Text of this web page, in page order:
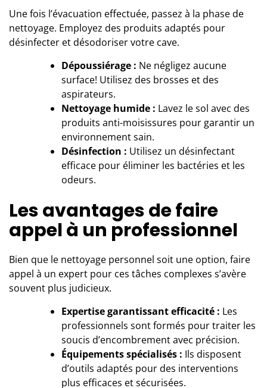
Une fois l’évacuation effectuée, passez à la phase de
nettoyage. Employez des produits adaptés pour
désinfecter et désodoriser votre cave.
Dépoussiérage : Ne négligez aucune
surface! Utilisez des brosses et des
aspirateurs.
Nettoyage humide : Lavez le sol avec des
produits anti-moisissures pour garantir un
environnement sain.
Désinfection : Utilisez un désinfectant
efficace pour éliminer les bactéries et les
odeurs.
Les avantages de faire
appel à un professionnel
Bien que le nettoyage personnel soit une option, faire
appel à un expert pour ces tâches complexes s’avère
souvent plus judicieux.
Expertise garantissant efficacité : Les
professionnels sont formés pour traiter les
soucis d’encombrement avec précision.
Équipements spécialisés : Ils disposent
d’outils adaptés pour des interventions
plus efficaces et sécurisées.